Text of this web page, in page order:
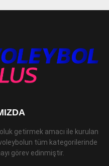
getirmek amacı ile kurulan
tüm kategorilerinde
görev edinmiştir.